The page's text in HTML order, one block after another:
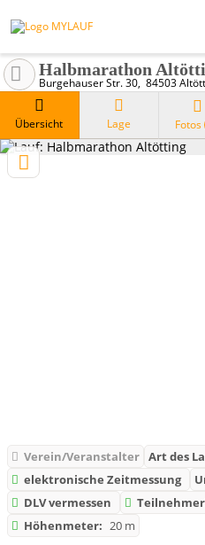
Halbmarathon
Burgehauser Str. 30 84503
Übersicht Lage Fotos
Verein/Veranstalter Art des
elektronische Zeitmessung
DLV vermessen
Höhenmeter: 20 m